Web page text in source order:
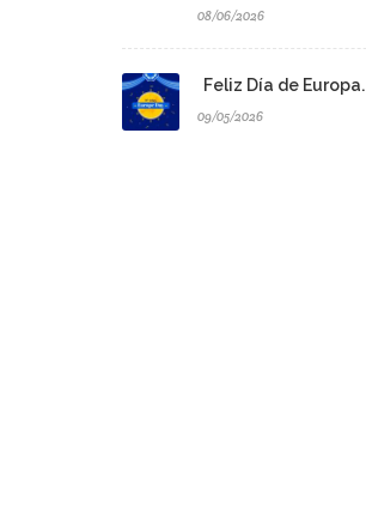
08/06/2026
Feliz Día de Europa.
09/05/2026